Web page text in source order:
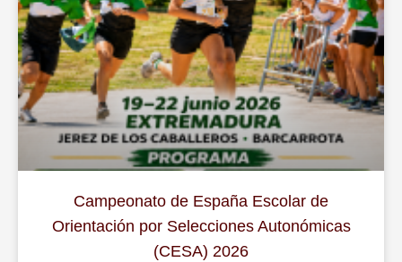
Campeonato de España Escolar de
Orientación por Selecciones Autonómicas
(CESA) 2026